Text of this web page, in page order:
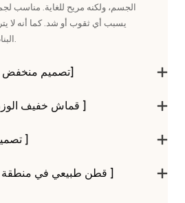
الجسم، ولكنه مريح للغاية. مناسب
يسبب أي ثقوب أو شد. كما أنه لا
البناطيل أو سراويل اليوغا.
✿[ تصميم منخفض الخصر وجذاب]
✿[ قماش خفيف الوزن وجيد التهوية ]
✿[ تصميم بدون ملصق ]
✿[ 100% قطن طبيعي في منطقة الحوض ]